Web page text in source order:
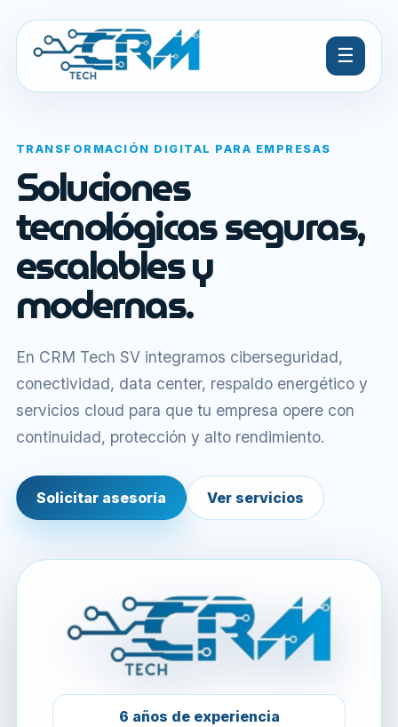
☰
TRANSFORMACIÓN DIGITAL PARA EMPRESAS
Soluciones
tecnológicas seguras,
escalables y
modernas.
En CRM Tech SV integramos ciberseguridad,
conectividad, data center, respaldo energético y
servicios cloud para que tu empresa opere con
continuidad, protección y alto rendimiento.
Solicitar asesoría Ver servicios
6 años de experiencia